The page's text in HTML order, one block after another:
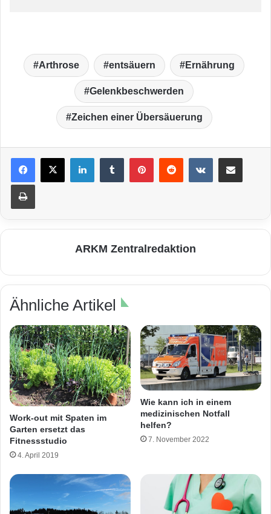
Arthrose entsäuern Ernährung
Gelenkbeschwerden
Zeichen einer Übersäuerung
LinkedIn VKontakte
Drucken
ARKM Zentralredaktion
Ähnliche Artikel
Work-out mit Spaten im
Garten ersetzt das
Fitnessstudio
4. April 2019
Wie kann ich in einem
medizinischen Notfall
helfen?
7. November 2022